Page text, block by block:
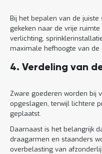
Bij het bepalen van de
gekeken naar de vrije
verlichting,
maximale hefhoogte van de
4. Verdeling van
Zware goederen worden bij
opgeslagen, terwijl lichtere
geplaatst.
Daarnaast is het belangrijk
draagarmen en staanders
overbelasting van